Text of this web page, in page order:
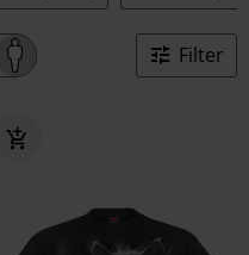
Filter